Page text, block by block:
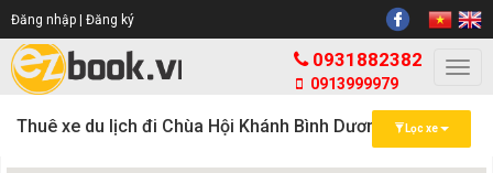
Đăng nhập | Đăng ký
0931882382
0913999979
Thuê xe du lịch đi Chùa Hội Khánh Bình Dương Lọc xe